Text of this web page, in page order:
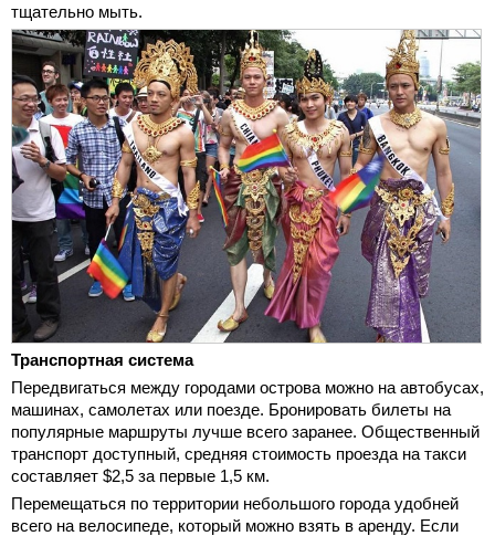
тщательно мыть.
Транспортная система
Передвигаться между городами острова можно на автобусах,
машинах, самолетах или поезде. Бронировать билеты на
популярные маршруты лучше всего заранее. Общественный
транспорт доступный, средняя стоимость проезда на такси
составляет $2,5 за первые 1,5 км.
Перемещаться по территории небольшого города удобней
всего на велосипеде, который можно взять в аренду. Если